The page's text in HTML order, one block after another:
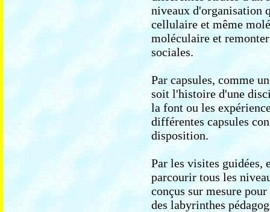
niveaux d'organisation
cellulaire et même
moléculaire et
sociales.
Par capsules, comme
soit l'histoire d'une
la font ou les
différentes capsules
disposition.
Par les visites guidées,
parcourir tous les
conçus sur mesure
des labyrinthes